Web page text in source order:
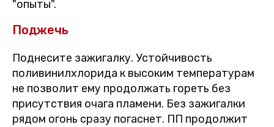
"опыты".
Поджечь
Поднесите зажигалку. Устойчивость
поливинилхлорида к высоким температурам
не позволит ему продолжать гореть без
присутствия очага пламени. Без зажигалки
рядом огонь сразу погаснет. ПП продолжит